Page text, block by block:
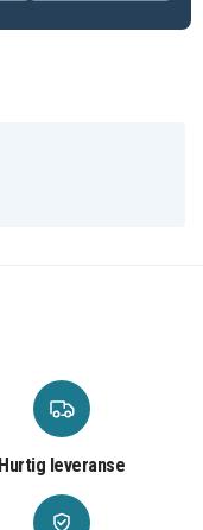
Hurtig leveranse